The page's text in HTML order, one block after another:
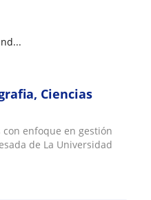
Ciencias
con enfoque en gestión
de La Universidad